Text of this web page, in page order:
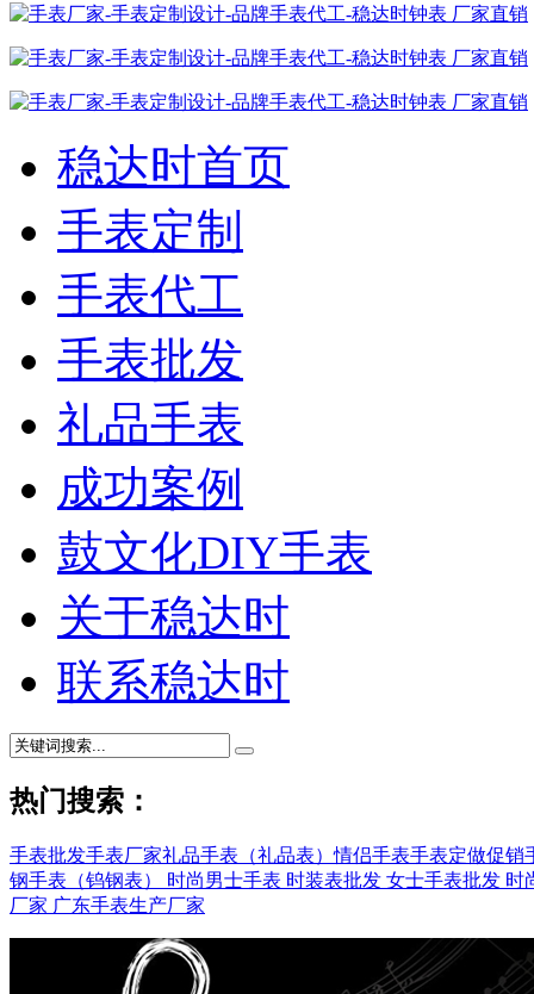
稳达时首页
手表定制
手表代工
手表批发
礼品手表
成功案例
鼓文化DIY手表
关于稳达时
联系稳达时
热门搜索：
手表批发手表厂家礼品手表（礼品表）情侣手表手表定做促销
钢手表（钨钢表）
时尚男士手表 时装表批发 女士手表批发 时
厂家 广东手表生产厂家